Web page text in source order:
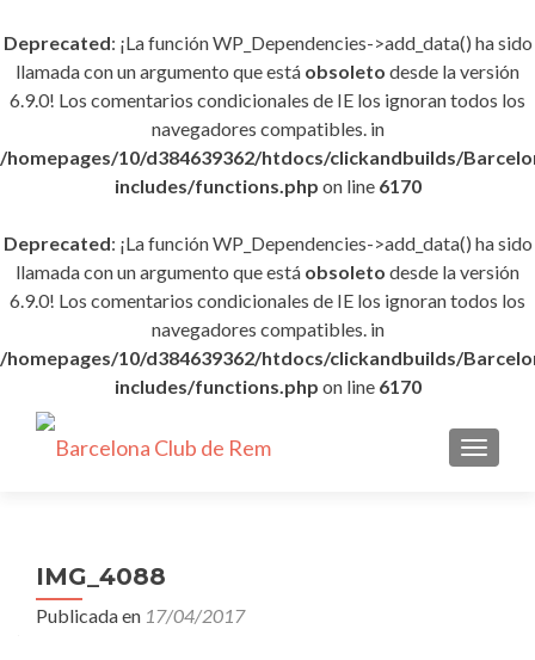
Deprecated: ¡La función WP_Dependencies->add_data() ha sido
llamada con un argumento que está obsoleto desde la versión
6.9.0! Los comentarios condicionales de IE los ignoran todos los
navegadores compatibles. in
/homepages/10/d384639362/htdocs/clickandbuilds/
includes/functions.php on line 6170
Deprecated: ¡La función WP_Dependencies->add_data() ha sido
llamada con un argumento que está obsoleto desde la versión
6.9.0! Los comentarios condicionales de IE los ignoran todos los
navegadores compatibles. in
/homepages/10/d384639362/htdocs/clickandbuilds/
includes/functions.php on line 6170
IMG_4088
Publicada en 17/04/2017